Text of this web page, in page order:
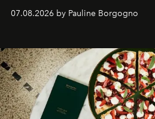
expertise se rencontrent.
07.08.2026 by Pauline Borgogno